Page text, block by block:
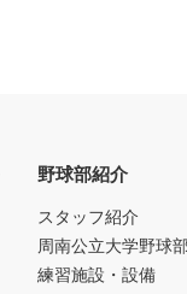
野球部紹介
スタッフ紹介
周南公立大学野球
練習施設・設備